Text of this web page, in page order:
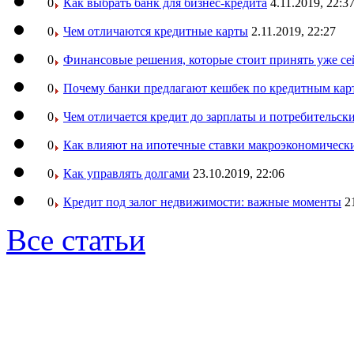
0 Как выбрать банк для бизнес-кредита 4.11.2019, 22:37
0 Чем отличаются кредитные карты 2.11.2019, 22:27
0 Финансовые решения, которые стоит принять уже
0 Почему банки предлагают кешбек по кредитным
0 Чем отличается кредит до зарплаты и
0 Как влияют на ипотечные ставки
0 Как управлять долгами 23.10.2019, 22:06
0 Кредит под залог недвижимости: важные моменты
Все статьи